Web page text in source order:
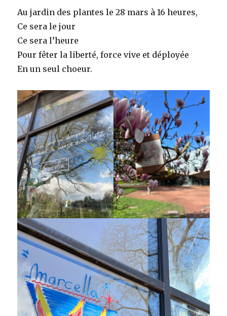
Au jardin des plantes le 28 mars à 16 heures,
Ce sera le jour
Ce sera l’heure
Pour fêter la liberté, force vive et déployée
En un seul choeur.